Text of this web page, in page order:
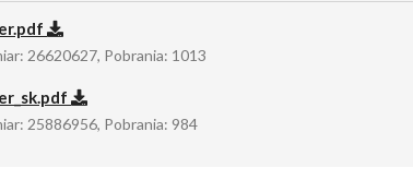
26620627, Pobrania: 1013
25886956, Pobrania: 984